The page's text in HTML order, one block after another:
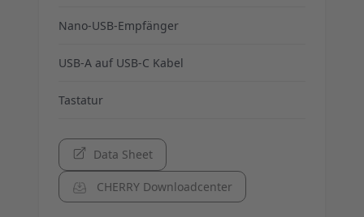
Nano-USB-Empfänger
USB-A auf USB-C Kabel
Tastatur
Data Sheet
CHERRY Downloadcenter